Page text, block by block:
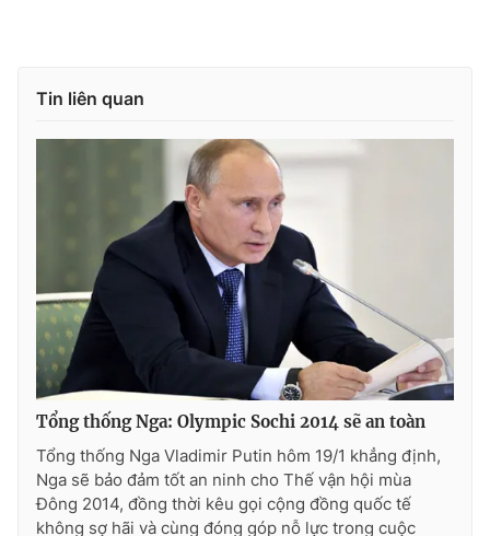
Tin liên quan
Tổng thống Nga: Olympic Sochi 2014 sẽ an toàn
Tổng thống Nga Vladimir Putin hôm 19/1 khẳng định,
Nga sẽ bảo đảm tốt an ninh cho Thế vận hội mùa
Đông 2014, đồng thời kêu gọi cộng đồng quốc tế
không sợ hãi và cùng đóng góp nỗ lực trong cuộc